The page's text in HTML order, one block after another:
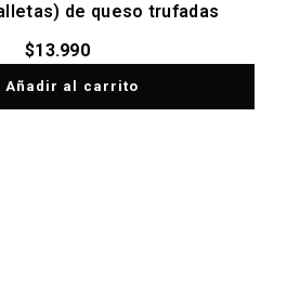
de queso trufadas
$13.990
Añadir al carrito